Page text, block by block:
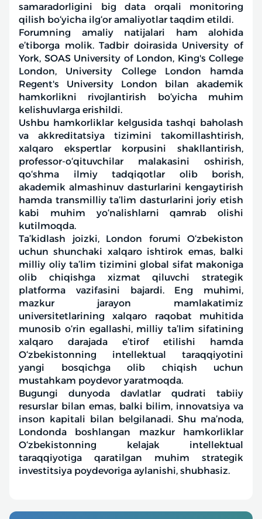
samaradorligini big data orqali monitoring
qilish bo‘yicha ilg‘or amaliyotlar taqdim etildi.
Forumning amaliy natijalari ham alohida
e’tiborga molik. Tadbir doirasida University of
York, SOAS University of London, King's College
London, University College London hamda
Regent's University London bilan akademik
hamkorlikni rivojlantirish bo‘yicha muhim
kelishuvlarga erishildi.
Ushbu hamkorliklar kelgusida tashqi baholash
va akkreditatsiya tizimini takomillashtirish,
xalqaro ekspertlar korpusini shakllantirish,
professor-o‘qituvchilar malakasini oshirish,
qo‘shma ilmiy tadqiqotlar olib borish,
akademik almashinuv dasturlarini kengaytirish
hamda transmilliy ta’lim dasturlarini joriy etish
kabi muhim yo‘nalishlarni qamrab olishi
kutilmoqda.
Ta’kidlash joizki, London forumi O‘zbekiston
uchun shunchaki xalqaro ishtirok emas, balki
milliy oliy ta’lim tizimini global sifat makoniga
olib chiqishga xizmat qiluvchi strategik
platforma vazifasini bajardi. Eng muhimi,
mazkur jarayon mamlakatimiz
universitetlarining xalqaro raqobat muhitida
munosib o‘rin egallashi, milliy ta’lim sifatining
xalqaro darajada e’tirof etilishi hamda
O‘zbekistonning intellektual taraqqiyotini
yangi bosqichga olib chiqish uchun
mustahkam poydevor yaratmoqda.
Bugungi dunyoda davlatlar qudrati tabiiy
resurslar bilan emas, balki bilim, innovatsiya va
inson kapitali bilan belgilanadi. Shu ma’noda,
Londonda boshlangan mazkur hamkorliklar
O‘zbekistonning kelajak intellektual
taraqqiyotiga qaratilgan muhim strategik
investitsiya poydevoriga aylanishi, shubhasiz.